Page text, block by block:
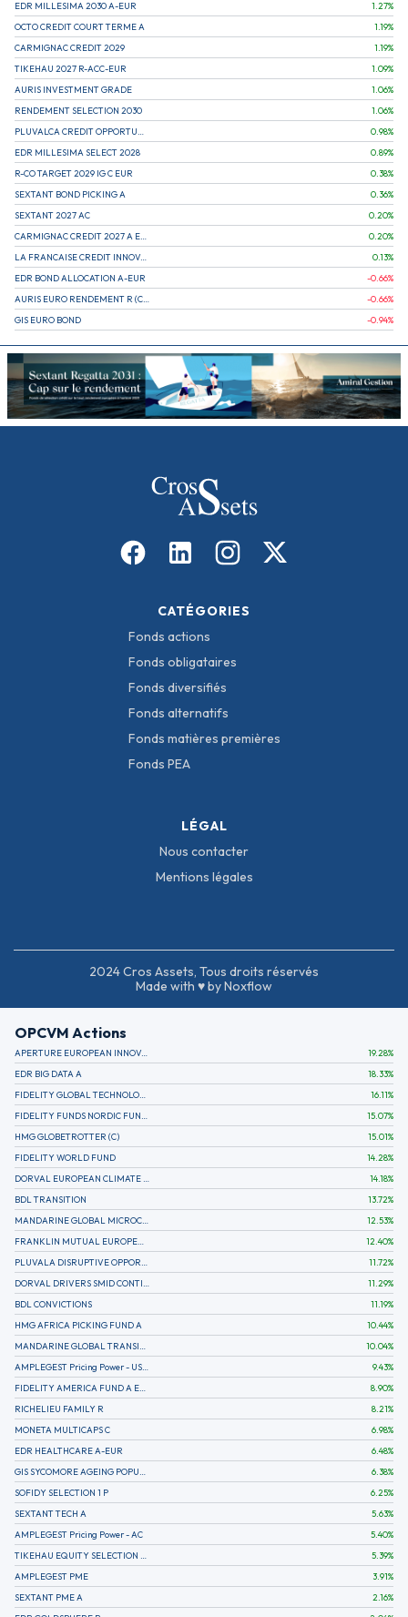
EDR MILLESIMA 2030 A-EUR
1.27%
OCTO CREDIT COURT TERME A
1.19%
CARMIGNAC CREDIT 2029
1.19%
TIKEHAU 2027 R-ACC-EUR
1.09%
AURIS INVESTMENT GRADE
1.06%
RENDEMENT SELECTION 2030
1.06%
0.98%
EDR MILLESIMA SELECT 2028
0.89%
R-CO TARGET 2029 IG C EUR
0.38%
SEXTANT BOND PICKING A
0.36%
SEXTANT 2027 AC
0.20%
0.20%
LA FRANCAISE CREDIT INNOVATION
0.13%
EDR BOND ALLOCATION A-EUR
-0.66%
-0.66%
GIS EURO BOND
-0.94%
CATÉGORIES
Fonds actions
Fonds obligataires
Fonds diversifiés
Fonds alternatifs
Fonds matières premières
Fonds PEA
LÉGAL
Nous contacter
Mentions légales
2024 Cros Assets, Tous droits réservés
Made with ♥ by Noxflow
OPCVM Actions
APERTURE EUROPEAN INNOVATION 19.28%
EDR BIG DATA A
18.33%
16.11%
15.07%
HMG GLOBETROTTER (C)
15.01%
FIDELITY WORLD FUND
14.28%
14.18%
BDL TRANSITION
13.72%
12.53%
12.40%
11.72%
11.29%
BDL CONVICTIONS
11.19%
HMG AFRICA PICKING FUND A
10.44%
10.04%
9.43%
8.90%
RICHELIEU FAMILY R
8.21%
MONETA MULTICAPS C
6.98%
EDR HEALTHCARE A-EUR
6.48%
6.38%
SOFIDY SELECTION 1 P
6.25%
SEXTANT TECH A
5.63%
AMPLEGEST Pricing Power - AC
5.40%
5.39%
AMPLEGEST PME
3.91%
SEXTANT PME A
2.16%